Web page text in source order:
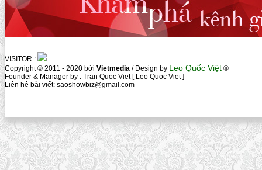
VISITOR :
Copyright © 2011 - 2020 bởi Vietmedia / Design by Leo Quốc Việt ®
Founder & Manager by : Tran Quoc Viet [ Leo Quoc Viet ]
Liên hệ bài viết: saoshowbiz@gmail.com
--------------------------------